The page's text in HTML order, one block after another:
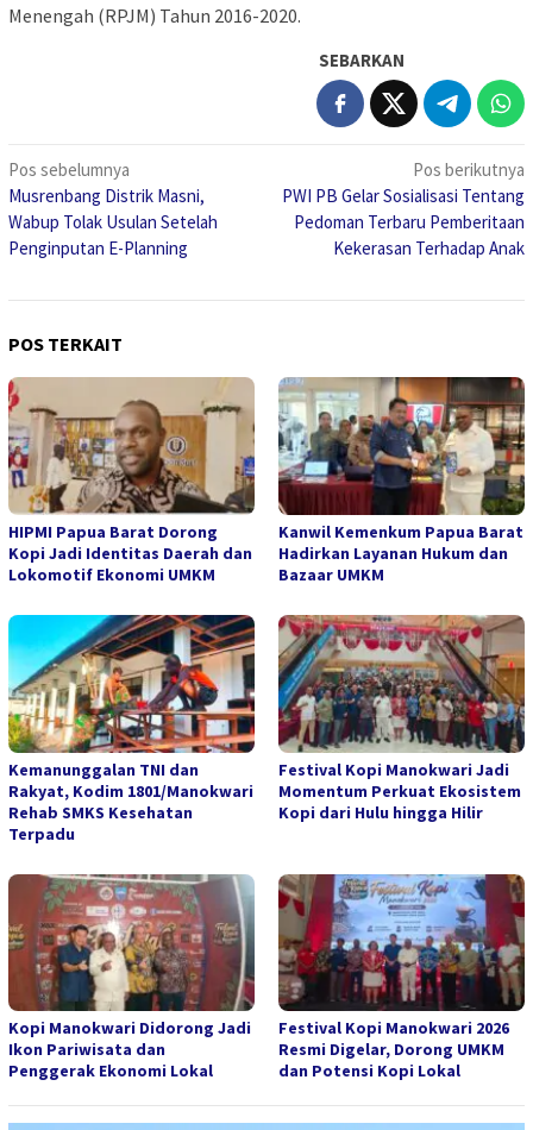
Menengah (RPJM) Tahun 2016-2020.
SEBARKAN
Navigasi
pos
Pos sebelumnya
Musrenbang Distrik Masni,
Wabup Tolak Usulan Setelah
Penginputan E-Planning
Pos berikutnya
PWI PB Gelar Sosialisasi Tentang
Pedoman Terbaru Pemberitaan
Kekerasan Terhadap Anak
POS TERKAIT
HIPMI Papua Barat Dorong
Kopi Jadi Identitas Daerah dan
Lokomotif Ekonomi UMKM
Kanwil Kemenkum Papua Barat
Hadirkan Layanan Hukum dan
Bazaar UMKM
Kemanunggalan TNI dan
Rakyat, Kodim 1801/Manokwari
Rehab SMKS Kesehatan
Terpadu
Festival Kopi Manokwari Jadi
Momentum Perkuat Ekosistem
Kopi dari Hulu hingga Hilir
Kopi Manokwari Didorong Jadi
Ikon Pariwisata dan
Penggerak Ekonomi Lokal
Festival Kopi Manokwari 2026
Resmi Digelar, Dorong UMKM
dan Potensi Kopi Lokal